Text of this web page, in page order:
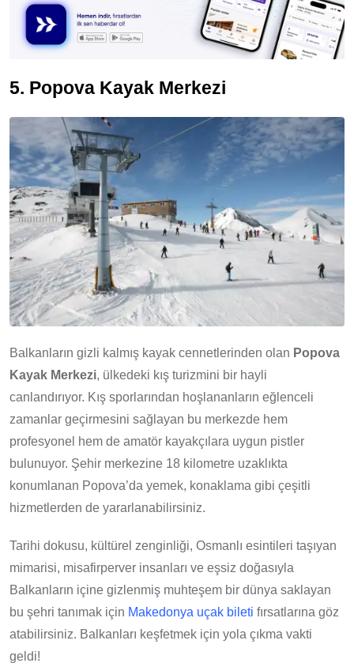
5. Popova Kayak Merkezi
Balkanların gizli kalmış kayak cennetlerinden olan Popova
Kayak Merkezi, ülkedeki kış turizmini bir hayli
canlandırıyor. Kış sporlarından hoşlananların eğlenceli
zamanlar geçirmesini sağlayan bu merkezde hem
profesyonel hem de amatör kayakçılara uygun pistler
bulunuyor. Şehir merkezine 18 kilometre uzaklıkta
konumlanan Popova’da yemek, konaklama gibi çeşitli
hizmetlerden de yararlanabilirsiniz.
Tarihi dokusu, kültürel zenginliği, Osmanlı esintileri taşıyan
mimarisi, misafirperver insanları ve eşsiz doğasıyla
Balkanların içine gizlenmiş muhteşem bir dünya saklayan
bu şehri tanımak için Makedonya uçak bileti fırsatlarına göz
atabilirsiniz. Balkanları keşfetmek için yola çıkma vakti
geldi!